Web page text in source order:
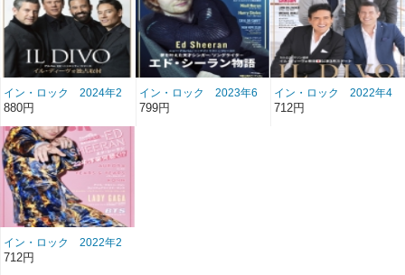
イン・ロック 2024年2
月号 雑誌/BN-482
880円
イン・ロック 2023年6
月号 雑誌/BN-474
799円
イン・ロック 2022年4
月号 雑誌/BN-460
712円
イン・ロック 2022年2
月号 雑誌/BN-458
712円